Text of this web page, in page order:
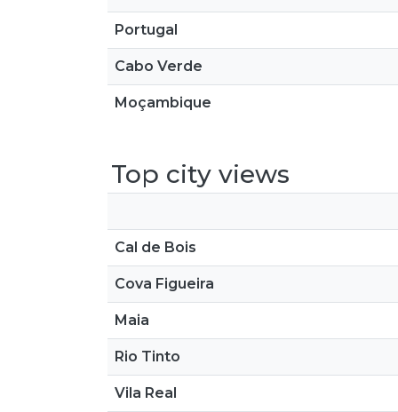
Portugal
Cabo Verde
Moçambique
Top city views
Cal de Bois
Cova Figueira
Maia
Rio Tinto
Vila Real